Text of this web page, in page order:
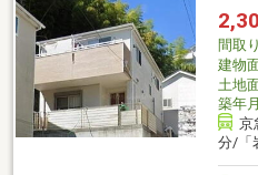
間をすっきり保てる設計が魅力で
地域密着型不動産ハウスドゥ横須
間取り
建物
土地
築年月
京
分/「